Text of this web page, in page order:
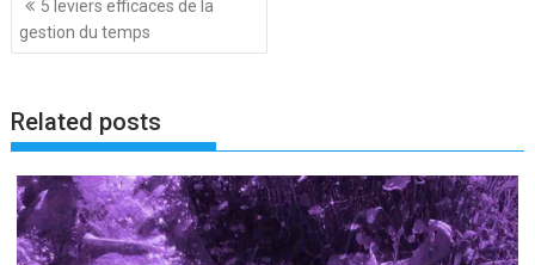
de
l’article
5 leviers efficaces de la
gestion du temps
Related posts